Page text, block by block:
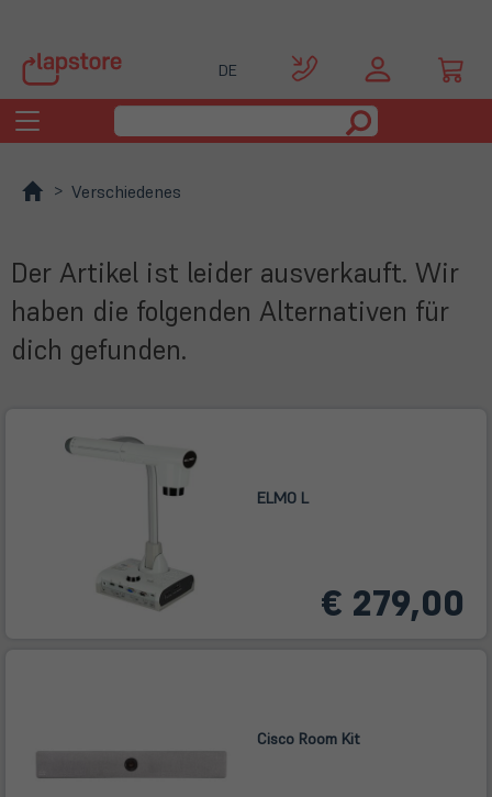
DE
Toggle
navigation
Verschiedenes
Der Artikel ist leider ausverkauft. Wir
haben die folgenden Alternativen für
dich gefunden.
ELMO L
€ 279,00
Cisco Room Kit